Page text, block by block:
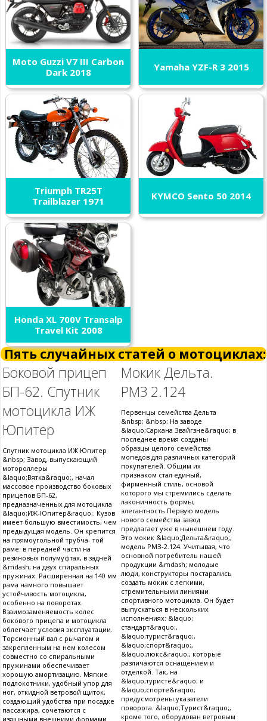
Moto Guzzi V7 III Carbon
Dark 2018
Yamaha YZF-R 3 2015
Triumph TR25T
Trailblazer 1971
KYMCO Sento 50 2014
Honda XL 700V Transalp
Travel Kit 2008
Пять случайных статей о мотоциклах:
Боковой прицеп
БП-62. Спутник
мотоцикла ИЖ
Юпитер
Спутник мотоцикла ИЖ Юпитер
&nbsp; Завод, выпускающий
мотороллеры
&laquo;Вятка&raquo;, начал
массовое производство боковых
прицепов БП-62,
предназначенных для мотоцикла
&laquo;ИЖ-Юпитер&raquo;. Кузов
имеет большую вместимость, чем
предыдущая модель. Он крепится
на прямоугольной трубча- той
раме: в передней части на
резиновых полумуфтах, в задней
&mdash; на двух спиральных
пружинах. Расширенная на 140 мм
рама намного повышает
устойчивость мотоцикла,
особенно на поворотах.
Взаимозаменяемость колес
бокового прицепа и мотоцикла
облегчает условия эксплуатации.
Торсионный вал с рычагом и
закрепленным на нем колесом
совместно со спиральными
пружинами обеспечивает
хорошую амортизацию. Мягкие
подлокотники, удобный упор для
ног, откидной ветровой щиток,
создающий удобства при посадке
пассажира, сочетаются с
изящными внешними формами.
Мокик Дельта.
РМЗ 2.124
Первенцы семейства Дельта
&nbsp; &nbsp; На заводе
&laquo;Саркана Звайгзне&raquo; в
последнее время созданы
образцы целого семейства
мопедов для различных категорий
покупателей. Общим их
признаком стал единый,
фирменный стиль, основой
которого мы стремились сделать
лаконичность формы,
элегантность.Первую модель
нового семейства завод
предлагает уже в нынешнем году.
Это мокик &laquo;Дельта&raquo;,
модель РМЗ-2.124. Учитывая, что
основной потребитель нашей
продукции &mdash; молодые
люди, конструкторы постарались
создать мокик с легкими,
стремительными линиями
спортивного мотоцикла. Он будет
выпускаться в нескольких
исполнениях: &laquo;
стандарт&raquo;,
&laquo;турист&raquo;,
&laquo;спорт&raquo;,
&laquo;люкс&raquo;, которые
различаются оснащением и
отделкой. Так, на
&laquo;туристе&raquo; и
&laquo;спорте&raquo;
предусмотрены указатели
поворота. &laquo;Турист&raquo;,
кроме того, оборудован ветровым